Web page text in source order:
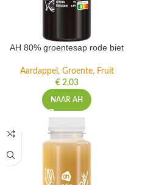
AH 80% groentesap rode biet
Aardappel, Groente, Fruit
€2,03
NAAR AH